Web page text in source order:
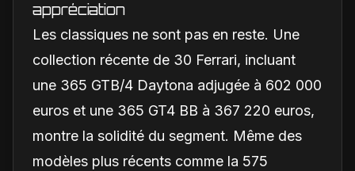
appréciation
Les classiques ne sont pas en reste. Une
collection récente de 30 Ferrari, incluant
une 365 GTB/4 Daytona adjugée à 602 000
euros et une 365 GT4 BB à 367 220 euros,
montre la solidité du segment. Même des
modèles plus récents comme la 575